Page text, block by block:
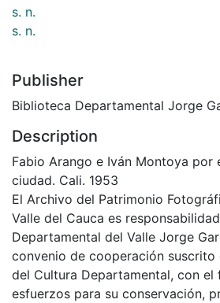
s. n.
s. n.
Publisher
Biblioteca Departamental Jorge
Description
Fabio Arango e Iván Montoya por
ciudad. Cali. 1953
El Archivo del Patrimonio
Valle del Cauca es
Departamental del Valle Jorge
convenio de cooperación suscrito
del Cultura Departamental, con el
esfuerzos para su conservación,